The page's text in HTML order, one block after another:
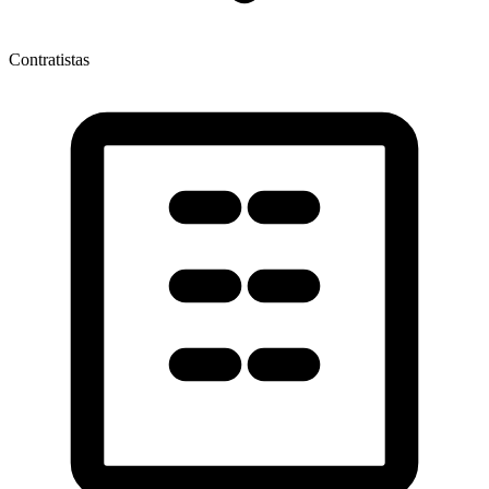
Contratistas